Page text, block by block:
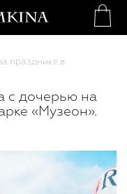
празднике в
с дочерью на
«Музеон».